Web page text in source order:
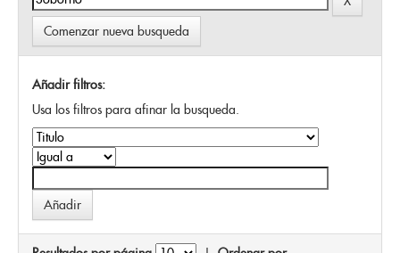
Comenzar nueva busqueda
Añadir filtros:
Usa los filtros para afinar la busqueda.